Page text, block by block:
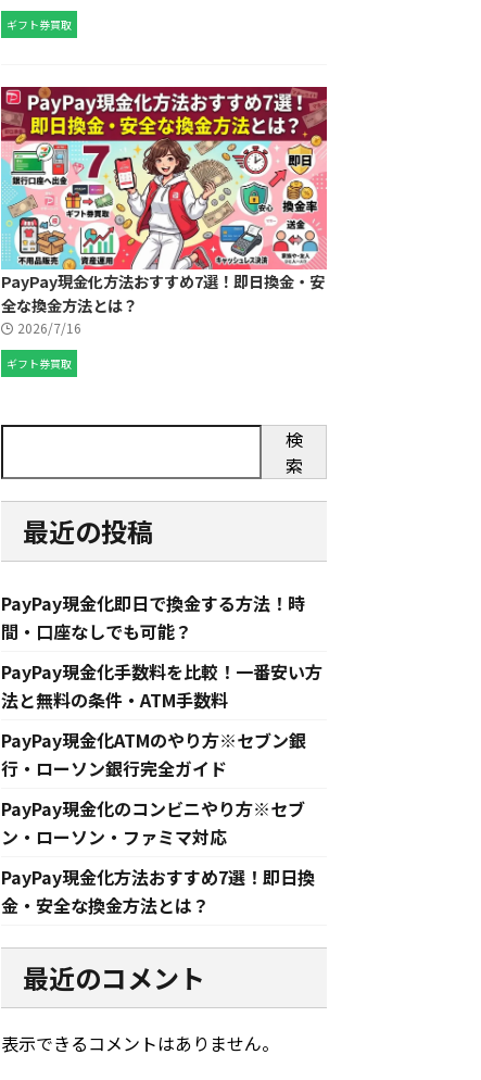
ギフト券買取
PayPay現金化方法おすすめ7選！即日換金・安
全な換金方法とは？
2026/7/16
ギフト券買取
検
索
最近の投稿
PayPay現金化即日で換金する方法！時
間・口座なしでも可能？
PayPay現金化手数料を比較！一番安い方
法と無料の条件・ATM手数料
PayPay現金化ATMのやり方※セブン銀
行・ローソン銀行完全ガイド
PayPay現金化のコンビニやり方※セブ
ン・ローソン・ファミマ対応
PayPay現金化方法おすすめ7選！即日換
金・安全な換金方法とは？
最近のコメント
表示できるコメントはありません。